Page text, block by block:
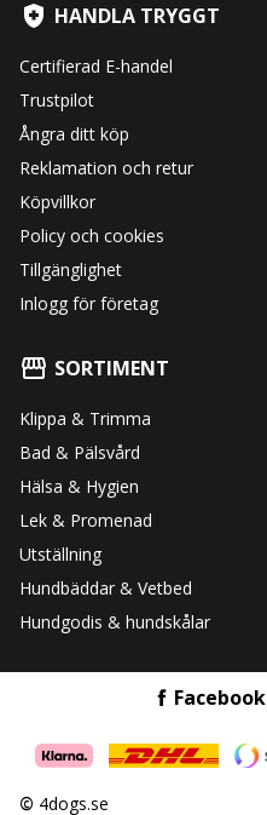
HANDLA TRYGGT
Certifierad E-handel
Trustpilot
Ångra ditt köp
Reklamation och retur
Köpvillkor
Policy och cookies
Tillgänglighet
Inlogg för företag
SORTIMENT
Klippa & Trimma
Bad & Pälsvård
Hälsa & Hygien
Lek & Promenad
Utställning
Hundbäddar & Vetbed
Hundgodis & hundskålar
Facebook
© 4dogs.se